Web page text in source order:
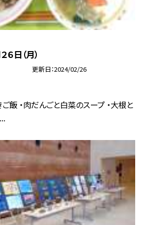
６日（月）
更新日 2024/02/26
飯 ・肉だんごと白菜のスープ ・大根と